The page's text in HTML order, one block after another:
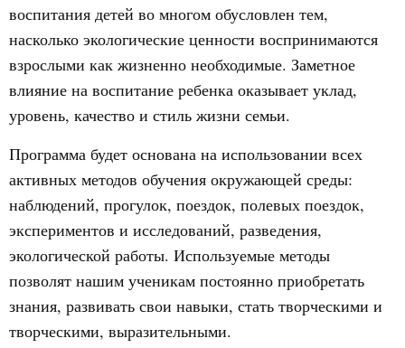
воспитания детей во многом обусловлен тем,
насколько экологические ценности воспринимаются
взрослыми как жизненно необходимые. Заметное
влияние на воспитание ребенка оказывает уклад,
уровень, качество и стиль жизни семьи.
Программа будет основана на использовании всех
активных методов обучения окружающей среды:
наблюдений, прогулок, поездок, полевых поездок,
экспериментов и исследований, разведения,
экологической работы. Используемые методы
позволят нашим ученикам постоянно приобретать
знания, развивать свои навыки, стать творческими и
творческими, выразительными.